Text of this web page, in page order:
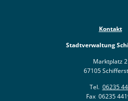
Kontakt
Stadtverwaltung
Marktplatz 2
67105
Tel. 06235
Fax 06235